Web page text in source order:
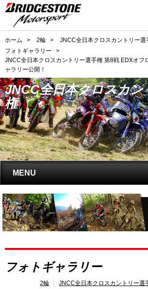
ホーム > 2輪 > JNCC全日本クロスカントリー選
フォトギャラリー
>
JNCC全日本クロスカントリー選手権 第8戦 EDXオフ
ャラリー公開！
JNCC全日本クロスカン
権
MENU
トップ
レース開催スケジュール
フォトギャラリー
2輪 JNCC全日本クロスカントリー選